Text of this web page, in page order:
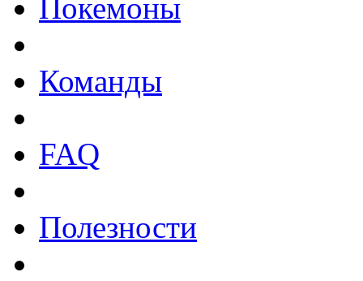
Покемоны
Команды
FAQ
Полезности